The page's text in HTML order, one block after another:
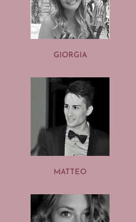
GIORGIA
MATTEO